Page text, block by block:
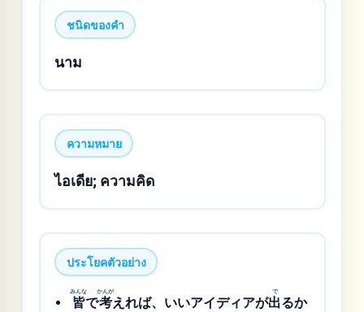
ชนิดของคำ
นาม
ความหมาย
ไอเดีย; ความคิด
ประโยคตัวอย่าง
皆
みんな
で考
かんが
えれば、いいアイディアが出
で
るか